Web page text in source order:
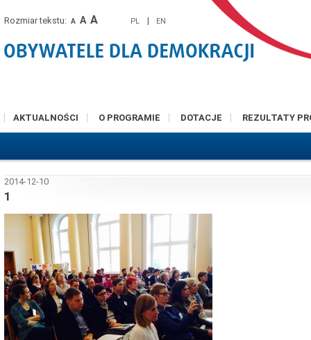
Rozmiar tekstu: A A A PL | EN
AKTUALNOŚCI O PROGRAMIE DOTACJE REZULTATY
2014-12-10
1